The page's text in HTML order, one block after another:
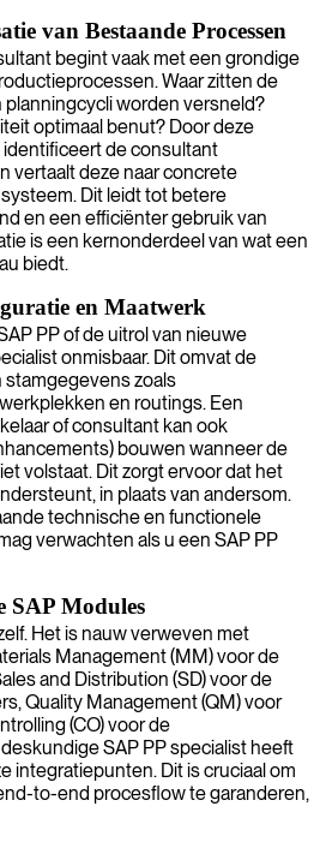
van Bestaande Processen
begint vaak met een grondige
Waar zitten de
worden versneld?
optimaal benut? Door deze
de consultant
vertaalt deze naar concrete
Dit leidt tot betere
en een efficiënter gebruik van
is een kernonderdeel van wat een
biedt.
en Maatwerk
PP of de uitrol van nieuwe
onmisbaar. Dit omvat de
zoals
en routings. Een
of consultant kan ook
bouwen wanneer de
volstaat. Dit zorgt ervoor dat het
in plaats van andersom.
technische en functionele
verwachten als u een SAP PP
SAP Modules
Het is nauw verweven met
Management (MM) voor de
and Distribution (SD) voor de
Quality Management (QM) voor
(CO) voor de
SAP PP specialist heeft
integratiepunten. Dit is cruciaal om
to-end procesflow te garanderen,